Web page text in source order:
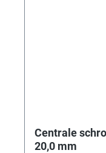
Centrale
20,0 mm